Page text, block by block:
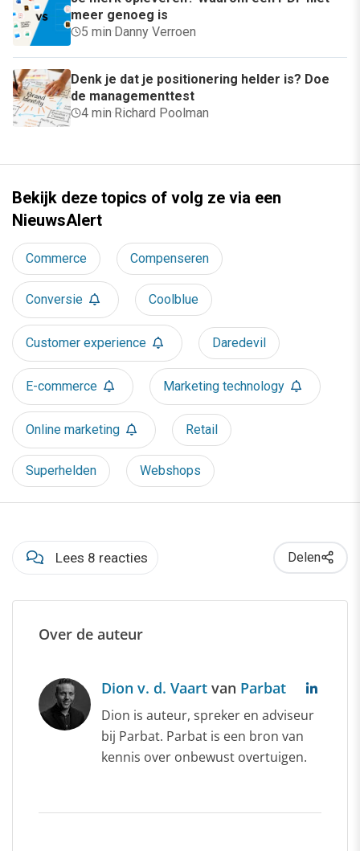
meer genoeg is
5 min·Danny Verroen
Denk je dat je positionering helder is? Doe
de managementtest
4 min·Richard Poolman
Bekijk deze topics of volg ze via een
NieuwsAlert
Commerce Compenseren
Conversie Coolblue
Customer experience Daredevil
E-commerce Marketing technology
Online marketing Retail
Superhelden Webshops
Lees 8 reacties Delen
Over de auteur
Dion v. d. Vaart van Parbat
Dion is auteur, spreker en adviseur
bij Parbat. Parbat is een bron van
kennis over onbewust overtuigen.